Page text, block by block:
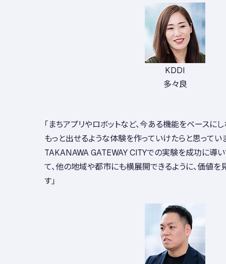
KDDI
多々良
「まちアプリやロボットなど、今ある機能をベースに
もっと出せるような体験を作っていけたらと思っていま
TAKANAWA GATEWAY CITYでの実験を成功に導い
て、他の地域や都市にも横展開できるように、価値を
す」